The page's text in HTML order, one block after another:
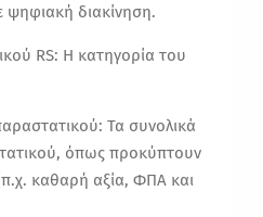
ψηφιακή διακίνηση.
RS: Η κατηγορία του
Τα συνολικά
όπως προκύπτουν
καθαρή αξία, ΦΠΑ και